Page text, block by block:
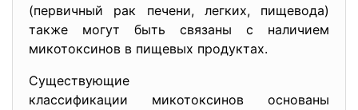
(первичный рак печени, легких, пищевода)
также могут быть связаны с наличием
микотоксинов в пищевых продуктах.
Существующие
классификации микотоксинов основаны